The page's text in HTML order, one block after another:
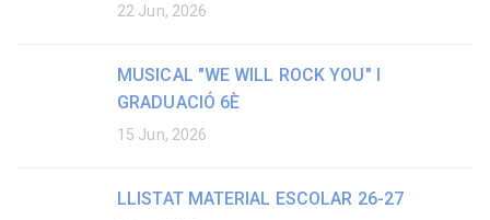
22 Jun, 2026
MUSICAL "WE WILL ROCK YOU" I
GRADUACIÓ 6È
15 Jun, 2026
LLISTAT MATERIAL ESCOLAR 26-27